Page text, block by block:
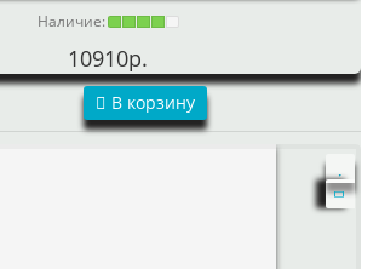
Наличие:
10910р.
В корзину